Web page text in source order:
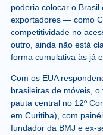
poderia colocar o
exportadores— como
competitividade no
outro, ainda não está
forma cumulativa às já
Com os EUA
brasileiras de móveis, o
pauta central no 12º
em Curitiba), com
fundador da BMJ e ex-